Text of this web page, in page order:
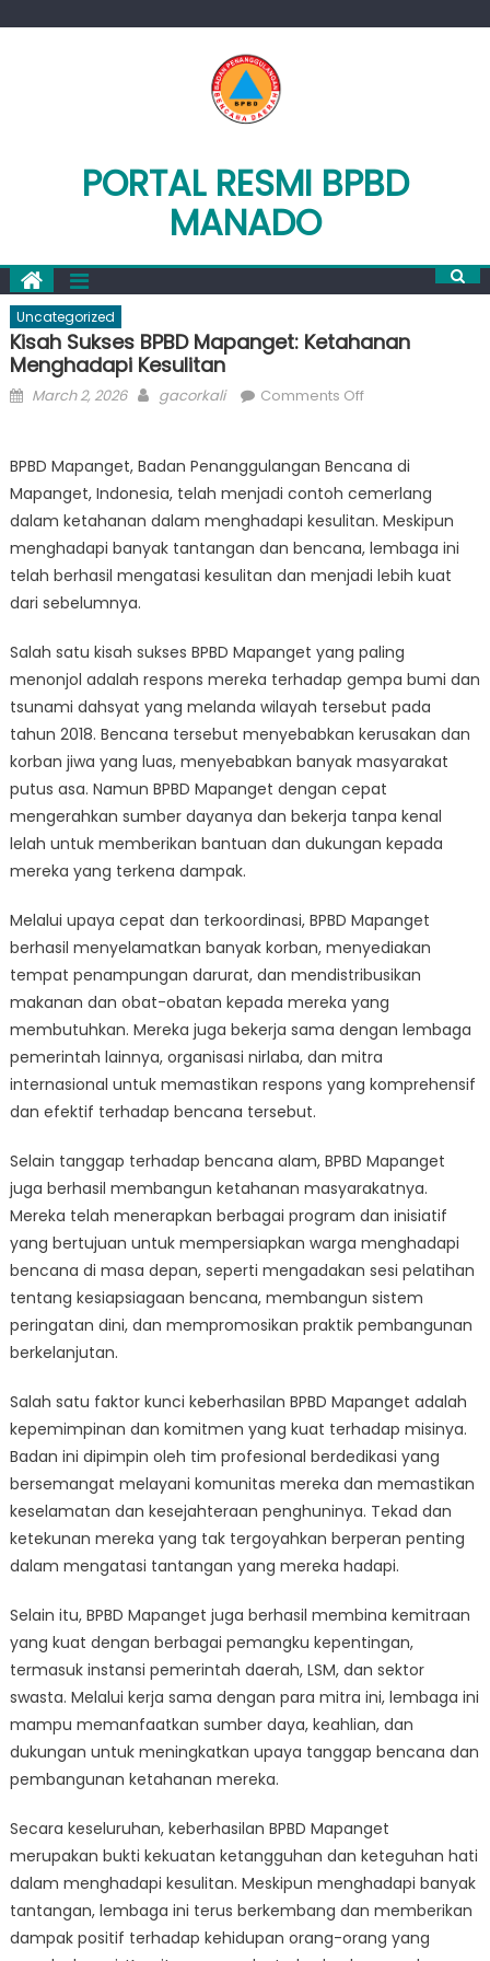
PORTAL RESMI BPBD
MANADO
Uncategorized
Kisah Sukses BPBD Mapanget: Ketahanan
Menghadapi Kesulitan
Posted
March 2, 2026 Author
gacorkali Comments Offon
BPBD
Mapanget:
Ketahanan
Menghadapi
Kesulitan
BPBD Mapanget, Badan Penanggulangan Bencana di
Mapanget, Indonesia, telah menjadi contoh cemerlang
dalam ketahanan dalam menghadapi kesulitan. Meskipun
menghadapi banyak tantangan dan bencana, lembaga ini
telah berhasil mengatasi kesulitan dan menjadi lebih kuat
dari sebelumnya.
Salah satu kisah sukses BPBD Mapanget yang paling
menonjol adalah respons mereka terhadap gempa bumi dan
tsunami dahsyat yang melanda wilayah tersebut pada
tahun 2018. Bencana tersebut menyebabkan kerusakan dan
korban jiwa yang luas, menyebabkan banyak masyarakat
putus asa. Namun BPBD Mapanget dengan cepat
mengerahkan sumber dayanya dan bekerja tanpa kenal
lelah untuk memberikan bantuan dan dukungan kepada
mereka yang terkena dampak.
Melalui upaya cepat dan terkoordinasi, BPBD Mapanget
berhasil menyelamatkan banyak korban, menyediakan
tempat penampungan darurat, dan mendistribusikan
makanan dan obat-obatan kepada mereka yang
membutuhkan. Mereka juga bekerja sama dengan lembaga
pemerintah lainnya, organisasi nirlaba, dan mitra
internasional untuk memastikan respons yang komprehensif
dan efektif terhadap bencana tersebut.
Selain tanggap terhadap bencana alam, BPBD Mapanget
juga berhasil membangun ketahanan masyarakatnya.
Mereka telah menerapkan berbagai program dan inisiatif
yang bertujuan untuk mempersiapkan warga menghadapi
bencana di masa depan, seperti mengadakan sesi pelatihan
tentang kesiapsiagaan bencana, membangun sistem
peringatan dini, dan mempromosikan praktik pembangunan
berkelanjutan.
Salah satu faktor kunci keberhasilan BPBD Mapanget adalah
kepemimpinan dan komitmen yang kuat terhadap misinya.
Badan ini dipimpin oleh tim profesional berdedikasi yang
bersemangat melayani komunitas mereka dan memastikan
keselamatan dan kesejahteraan penghuninya. Tekad dan
ketekunan mereka yang tak tergoyahkan berperan penting
dalam mengatasi tantangan yang mereka hadapi.
Selain itu, BPBD Mapanget juga berhasil membina kemitraan
yang kuat dengan berbagai pemangku kepentingan,
termasuk instansi pemerintah daerah, LSM, dan sektor
swasta. Melalui kerja sama dengan para mitra ini, lembaga ini
mampu memanfaatkan sumber daya, keahlian, dan
dukungan untuk meningkatkan upaya tanggap bencana dan
pembangunan ketahanan mereka.
Secara keseluruhan, keberhasilan BPBD Mapanget
merupakan bukti kekuatan ketangguhan dan keteguhan hati
dalam menghadapi kesulitan. Meskipun menghadapi banyak
tantangan, lembaga ini terus berkembang dan memberikan
dampak positif terhadap kehidupan orang-orang yang